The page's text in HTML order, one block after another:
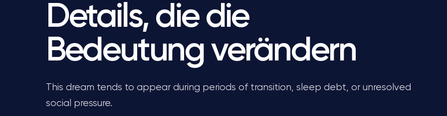
Details, die die
Bedeutung verändern
This dream tends to appear during periods of transition, sleep debt, or unresolved
social pressure.